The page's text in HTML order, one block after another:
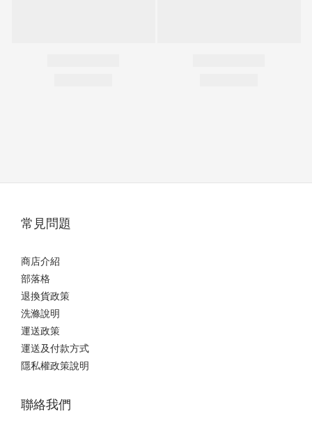
常見問題
商店介紹
部落格
退換貨政策
洗滌說明
運送政策
運送及付款方式
隱私權政策說明
聯絡我們